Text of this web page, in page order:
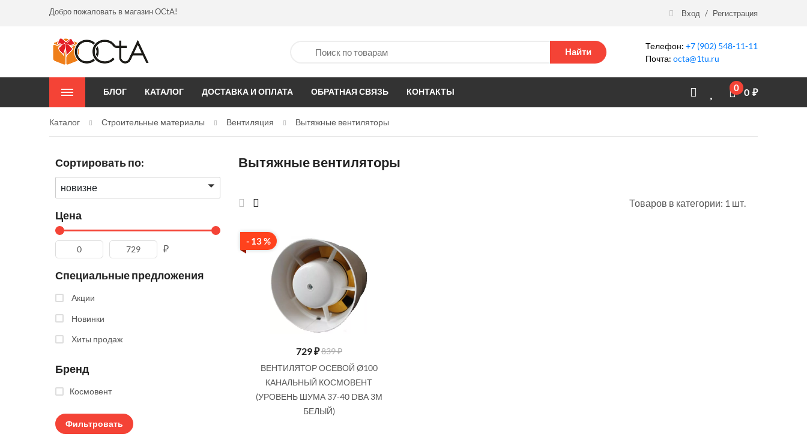
Добро пожаловать в магазин OCtA! Вход / Регистрация
Найти
Телефон: +7 (902) 548-11-11
Почта: octa@1tu.ru
БЛОГ КАТАЛОГ ДОСТАВКА И ОПЛАТА ОБРАТНАЯ СВЯЗЬ КОНТАКТЫ 0 0 ₽
Каталог Строительные материалы Вентиляция Вытяжные вентиляторы
Сортировать по:
новизне
Цена
₽
Специальные предложения
Акции
Новинки
Хиты продаж
Бренд
Космовент
Вытяжные вентиляторы
Товаров в категории: 1 шт.
- 13 %
729₽839 ₽
ВЕНТИЛЯТОР ОСЕВОЙ Ø100
КАНАЛЬНЫЙ КОСМОВЕНТ
(УРОВЕНЬ ШУМА 37-40 DВА 3М
БЕЛЫЙ)